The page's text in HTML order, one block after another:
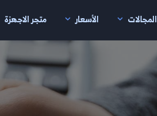
المجالات الأسعار متجر الاجهزة